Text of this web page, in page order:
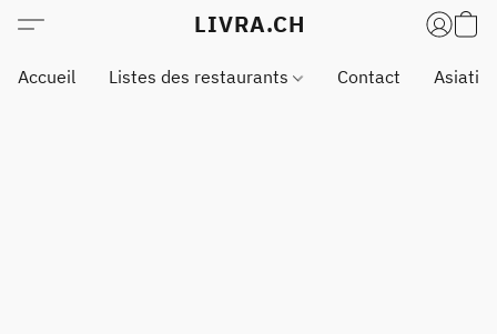
LIVRA.CH
Accueil Listes des restaurants Contact